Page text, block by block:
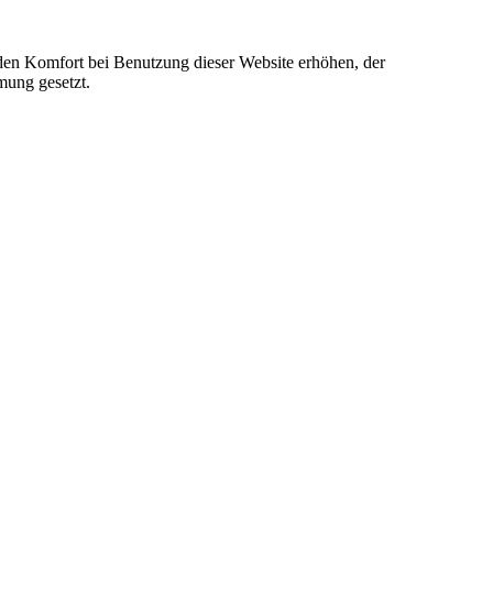
Komfort bei Benutzung dieser Website erhöhen, der
gesetzt.